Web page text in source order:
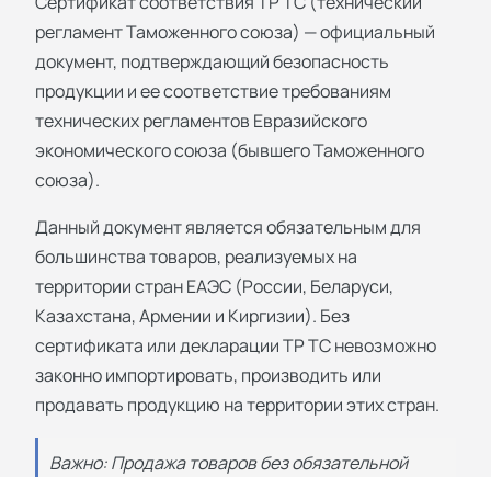
регламент Таможенного союза) — официальный
документ, подтверждающий безопасность
продукции и ее соответствие требованиям
технических регламентов Евразийского
экономического союза (бывшего Таможенного
союза).
Данный документ является обязательным для
большинства товаров, реализуемых на
территории стран ЕАЭС (России, Беларуси,
Казахстана, Армении и Киргизии). Без
сертификата или декларации ТР ТС невозможно
законно импортировать, производить или
продавать продукцию на территории этих стран.
Важно: Продажа товаров без обязательной